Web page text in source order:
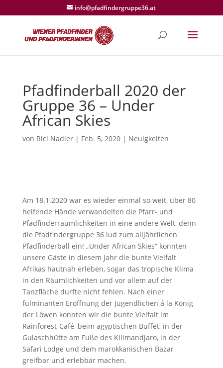
info@pfadfindergruppe36.at
Pfadfinderball 2020 der
Gruppe 36 – Under
African Skies
von Rici Nadler| Feb. 5, 2020| Neuigkeiten
Am 18.1.2020 war es wieder einmal so weit, über 80
helfende Hände verwandelten die Pfarr- und
Pfadfinderräumlichkeiten in eine andere Welt, denn
die Pfadfindergruppe 36 lud zum alljährlichen
Pfadfinderball ein! „Under African Skies“ konnten
unsere Gäste in diesem Jahr die bunte Vielfalt
Afrikas hautnah erleben, sogar das tropische Klima
in den Räumlichkeiten und vor allem auf der
Tanzfläche durfte nicht fehlen. Nach einer
fulminanten Eröffnung der Jugendlichen á la König
der Löwen konnten wir die bunte Vielfalt im
Rainforest-Café, beim ägyptischen Buffet, in der
Gulaschhütte am Fuße des Kilimandjaro, in der
Safari Lodge und dem marokkanischen Bazar
greifbar und erlebbar machen.